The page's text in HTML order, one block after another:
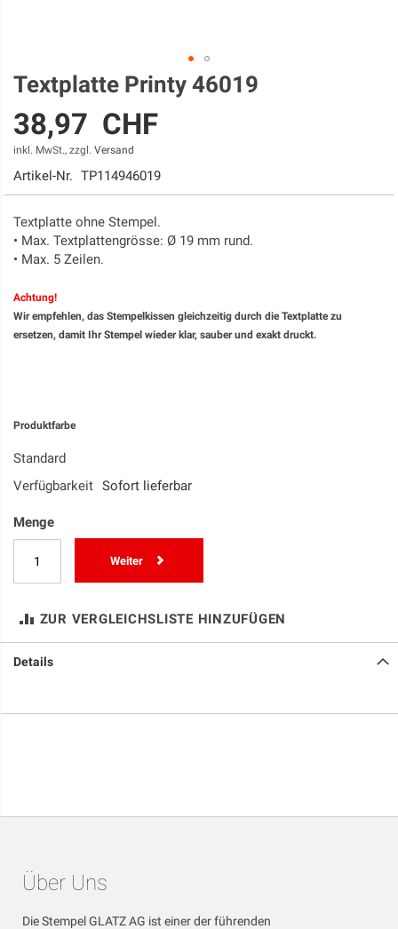
Zum
Anfang
der
Bildgalerie
springen
Textplatte Printy 46019
38,97 CHF
inkl. MwSt., zzgl. Versand
Artikel-Nr. TP114946019
Textplatte ohne Stempel.
• Max. Textplattengrösse: Ø 19 mm rund.
• Max. 5 Zeilen.
Achtung!​
Wir empfehlen, das Stempelkissen gleichzeitig durch die Textplatte zu
ersetzen, damit Ihr Stempel wieder klar, sauber und exakt druckt.
Produktfarbe
Standard
Verfügbarkeit Sofort lieferbar
Menge
Weiter
ZUR VERGLEICHSLISTE HINZUFÜGEN
Details
Über Uns
Die Stempel GLATZ AG ist einer der führenden